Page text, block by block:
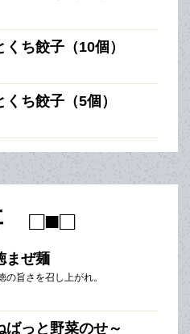
ち餃子（10個）
ち餃子（5個）
□■□
まぜ麺
旨さを召し上がれ。
っと野菜のせ～